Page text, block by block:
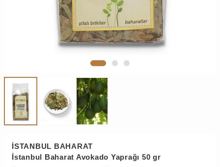
İSTANBUL BAHARAT
İstanbul Baharat Avokado Yaprağı 50 gr